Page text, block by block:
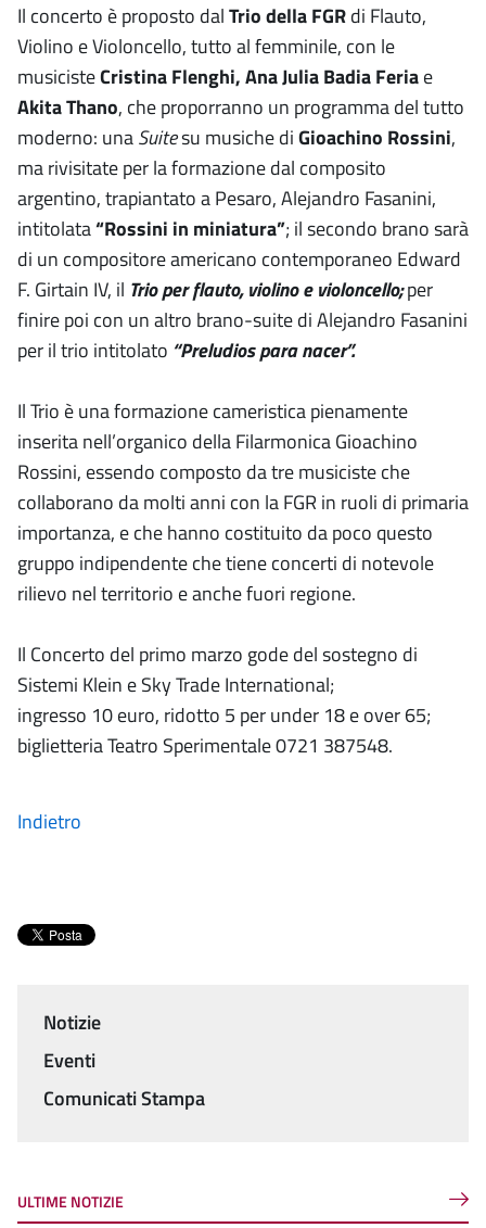
Il concerto è proposto dalTrio della FGRdi Flauto,
Violino e Violoncello, tutto al femminile, con le
musicisteCristina Flenghi, Ana Julia Badia Feriae
Akita Thano, che proporranno un programma del tutto
moderno: unaSuitesu musiche diGioachino Rossini,
ma rivisitate per la formazione dal composito
argentino, trapiantato a Pesaro, Alejandro Fasanini,
intitolata“Rossini in miniatura”; il secondo brano sarà
di un compositore americano contemporaneo Edward
F. Girtain IV, il Trio per flauto, violino e violoncello;per
finire poi con un altro brano-suite di Alejandro Fasanini
per il trio intitolato “Preludios para nacer”.
Il Trio è una formazione cameristica pienamente
inserita nell’organico della Filarmonica Gioachino
Rossini, essendo composto da tre musiciste che
collaborano da molti anni con la FGR in ruoli di primaria
importanza, e che hanno costituito da poco questo
gruppo indipendente che tiene concerti di notevole
rilievo nel territorio e anche fuori regione.
Il Concerto del primo marzo gode del sostegno di
Sistemi Klein e Sky Trade International;
ingresso 10 euro, ridotto 5 per under 18 e over 65;
biglietteria Teatro Sperimentale 0721 387548.
Indietro
Menu
Notizie
Eventi
Comunicati Stampa
ULTIME NOTIZIE